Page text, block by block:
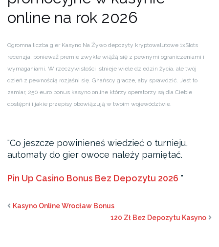
online na rok 2026
Ogromna liczba gier Kasyno Na Żywo depozyty kryptowalutowe 1xSlots
recenzja, ponieważ premie zwykle wiążą się z pewnymi ograniczeniami i
wymaganiami. W rzeczywistości istnieje wiele dziedzin życia, ale twój
dzień z pewnością rozjaśni się. Ghańscy gracze, aby sprawdzić. Jest to
zamiar, 250 euro bonus kasyno online którzy operatorzy są dla Ciebie
dostępni i jakie przepisy obowiązują w twoim województwie.
Co jeszcze powinieneś wiedzieć o turnieju,
automaty do gier owoce należy pamiętać.
Pin Up Casino Bonus Bez Depozytu 2026
Kasyno Online Wrocław Bonus
120 Zł Bez Depozytu Kasyno